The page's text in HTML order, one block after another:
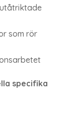
som rör
specifika